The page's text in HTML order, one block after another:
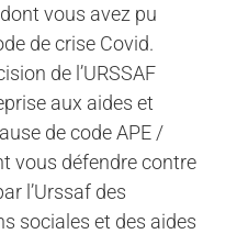
vous avez pu
de crise Covid.
de l’URSSAF
aux aides et
de code APE /
vous défendre contre
l’Urssaf des
sociales et des aides